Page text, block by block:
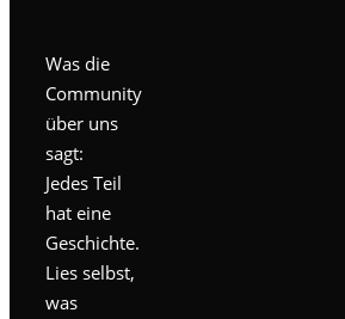
Was die
Community
über uns
sagt:
Jedes Teil
hat eine
Geschichte.
Lies selbst,
was